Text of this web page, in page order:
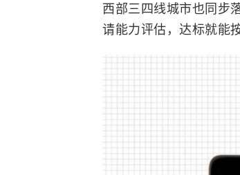
西部三四线城市也同步
请能力评估，达标就能